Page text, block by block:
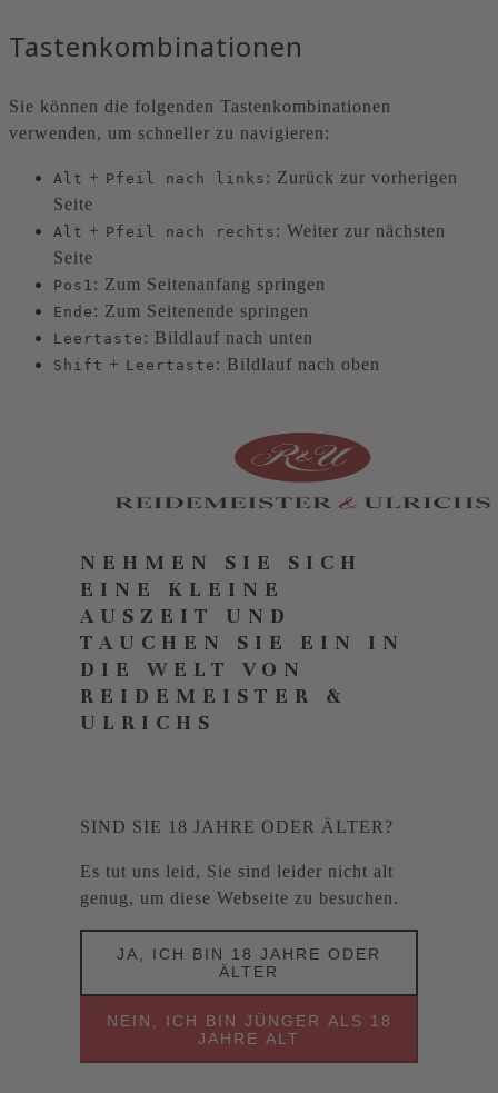
Tastenkombinationen
Sie können die folgenden Tastenkombinationen
verwenden, um schneller zu navigieren:
Alt + Pfeil nach links : Zurück zur vorherigen
Seite
Alt + Pfeil nach rechts : Weiter zur nächsten
Seite
Pos1 : Zum Seitenanfang springen
Ende : Zum Seitenende springen
Leertaste : Bildlauf nach unten
Shift + Leertaste : Bildlauf nach oben
NEHMEN SIE SICH
EINE KLEINE
AUSZEIT UND
TAUCHEN SIE EIN IN
DIE WELT VON
REIDEMEISTER &
ULRICHS
SIND SIE 18 JAHRE ODER ÄLTER?
Es tut uns leid, Sie sind leider nicht alt
genug, um diese Webseite zu besuchen.
JA, ICH BIN 18 JAHRE ODER
ÄLTER
NEIN, ICH BIN JÜNGER ALS 18
JAHRE ALT